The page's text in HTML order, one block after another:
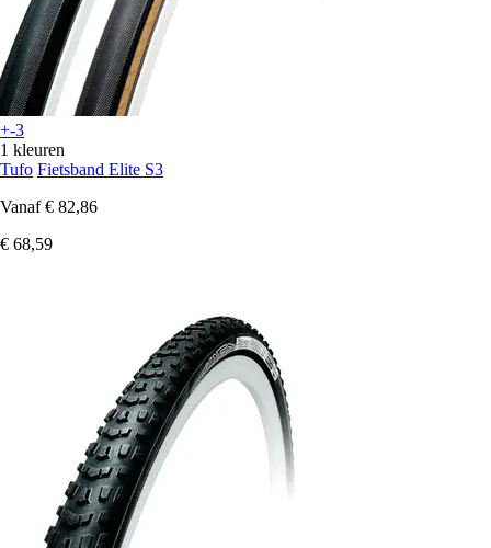
+-3
1 kleuren
Tufo Fietsband Elite S3
Vanaf € 82,86
€ 68,59